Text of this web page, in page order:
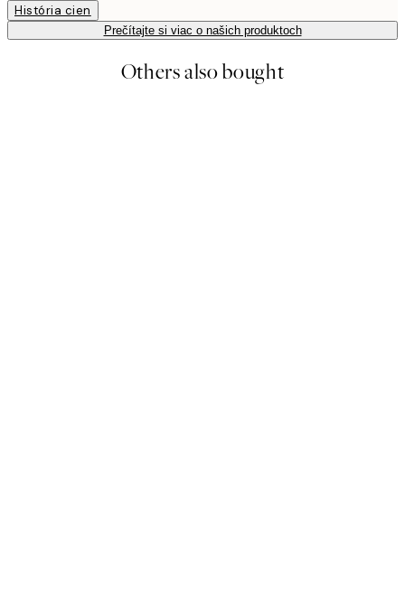
História cien
Prečítajte si viac o našich produktoch
Others also bought